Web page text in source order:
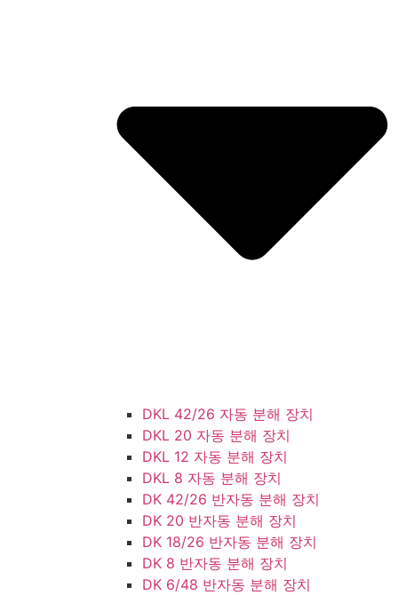
DKL 42/26 자동 분해 장치
DKL 20 자동 분해 장치
DKL 12 자동 분해 장치
DKL 8 자동 분해 장치
DK 42/26 반자동 분해 장치
DK 20 반자동 분해 장치
DK 18/26 반자동 분해 장치
DK 8 반자동 분해 장치
DK 6/48 반자동 분해 장치